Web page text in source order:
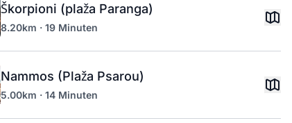
Škorpioni (plaža Paranga)
8.20km · 19 Minuten
Nammos (Plaža Psarou)
5.00km · 14 Minuten